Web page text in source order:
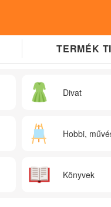
TERMÉK
Divat
Hobbi,
Könyvek